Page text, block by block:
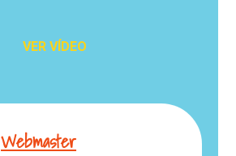
VER VÍDEO
Webmaster